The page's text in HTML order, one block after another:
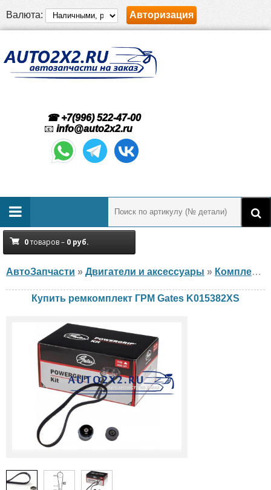
Валюта: Авторизация
☎ +7(996) 522-47-00
📧 info@auto2x2.ru
0товаров – 0 руб.
АвтоЗапчасти » Двигатели и аксессуары » Комплект ГРМ
Купить ремкомплект ГРМ Gates K015382XS